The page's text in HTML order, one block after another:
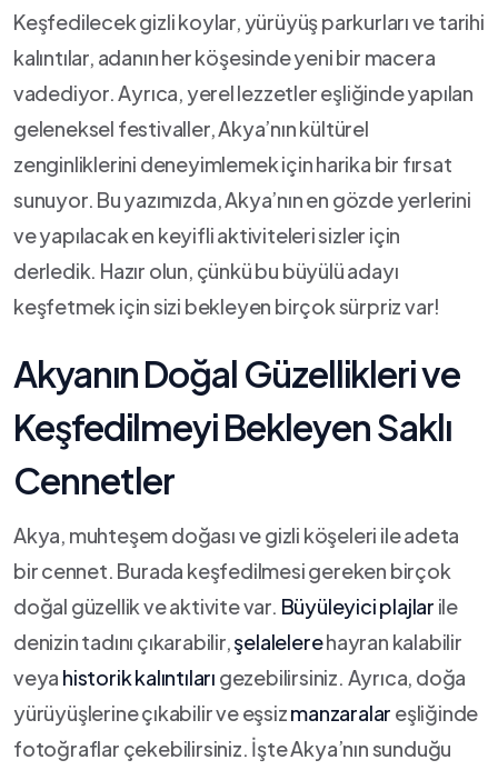
Keşfedilecek‍ gizli​ koylar, yürüyüş parkurları ⁣ve tarihi
kalıntılar, adanın her köşesinde‍ yeni bir macera
⁢vadediyor. ⁤Ayrıca, yerel⁢ lezzetler eşliğinde ​yapılan
geleneksel festivaller, Akya’nın ​kültürel
‌zenginliklerini deneyimlemek için ⁣harika bir fırsat
sunuyor. Bu⁣ yazımızda,‍ Akya’nın en gözde yerlerini
ve yapılacak en keyifli aktiviteleri ⁣sizler ‍için
derledik. Hazır olun,​ çünkü bu büyülü adayı
keşfetmek için⁢ sizi​ bekleyen birçok sürpriz‍ var!
Akyanın⁣ Doğal Güzellikleri ve
Keşfedilmeyi Bekleyen​ Saklı
Cennetler
Akya, muhteşem doğası​ ve gizli köşeleri ile‌ adeta
bir ⁢cennet. Burada ‍keşfedilmesi gereken birçok
doğal güzellik ve aktivite var.​ Büyüleyici plajlar ⁣ile
‍denizin‍ tadını çıkarabilir,şelalelere⁣hayran kalabilir
veya historik kalıntıları gezebilirsiniz. Ayrıca, doğa
yürüyüşlerine çıkabilir ve eşsiz⁤manzaralar eşliğinde
fotoğraflar çekebilirsiniz. İşte Akya’nın sunduğu